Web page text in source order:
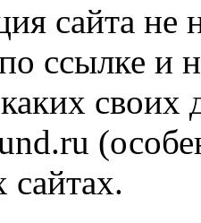
сайта не
ссылке и
сайтах.